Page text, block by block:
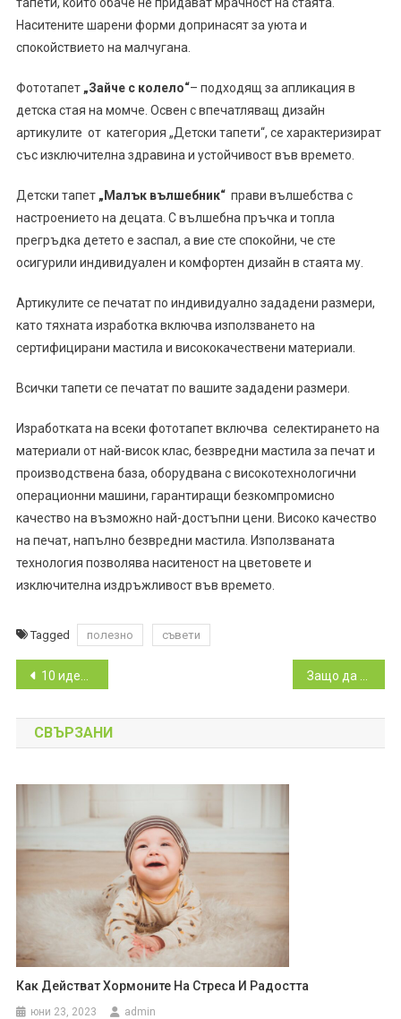
Наситените шарени форми допринасят за уюта и
спокойствието на малчугана.
Фототапет „Зайче с колело“– подходящ за апликация в
детска стая на момче. Освен с впечатляващ дизайн
артикулите от категория „Детски тапети“, се характеризират
със изключителна здравина и устойчивост във времето.
Детски тапет „Малък вълшебник“прави вълшебства с
настроението на децата. С вълшебна пръчка и топла
прегръдка детето е заспал, а вие сте спокойни, че сте
осигурили индивидуален и комфортен дизайн в стаята му.
Артикулите се печатат по индивидуално зададени размери,
като тяхната изработка включва използването на
сертифицирани мастила и висококачествени материали.
Всички тапети се печатат по вашите зададени размери.
Изработката на всеки фототапет включва селектирането на
материали от най-висок клас, безвредни мастила за печат и
производствена база, оборудвана с високотехнологични
операционни машини, гарантиращи безкомпромисно
качество на възможно най-достъпни цени. Високо качество
на печат, напълно безвредни мастила. Използваната
технология позволява наситеност на цветовете и
изключителна издръжливост във времето.
Tagged полезно съвети
Навигация
10 идеи за бизнес на село
СВЪРЗАНИ
Как Действат Хормоните На Стреса И Радостта
юни 23, 2023 admin